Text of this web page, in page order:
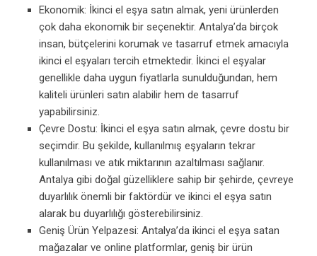
Ekonomik: İkinci el eşya satın almak, yeni ürünlerden
çok daha ekonomik bir seçenektir. Antalya’da birçok
insan, bütçelerini korumak ve tasarruf etmek amacıyla
ikinci el eşyaları tercih etmektedir. İkinci el eşyalar
genellikle daha uygun fiyatlarla sunulduğundan, hem
kaliteli ürünleri satın alabilir hem de tasarruf
yapabilirsiniz.
Çevre Dostu: İkinci el eşya satın almak, çevre dostu bir
seçimdir. Bu şekilde, kullanılmış eşyaların tekrar
kullanılması ve atık miktarının azaltılması sağlanır.
Antalya gibi doğal güzelliklere sahip bir şehirde, çevreye
duyarlılık önemli bir faktördür ve ikinci el eşya satın
alarak bu duyarlılığı gösterebilirsiniz.
Geniş Ürün Yelpazesi: Antalya’da ikinci el eşya satan
mağazalar ve online platformlar, geniş bir ürün